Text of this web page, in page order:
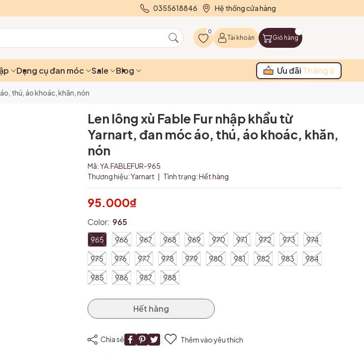
0355618846 Hệ thống cửa hàng
0
Tài khoản Giỏ hàng
Dụng cụ đan móc Sale Blog Ưu đãi Tháng 6
thú, áo khoác, khăn, nón
Len lông xù Fable Fur nhập khẩu từ
Yarnart, đan móc áo, thú, áo khoác, khăn,
nón
Mã:YA.FABLEFUR-965
Thương hiệu:Yarnart | Tình trạng:Hết hàng
95.000₫
Color: 965
965 966 967 968 969 970 971 972 973 974
975 976 977 978 979 980 981 982 983 984
985 986 987 988
Hết hàng
Chia sẻ Thêm vào yêu thích